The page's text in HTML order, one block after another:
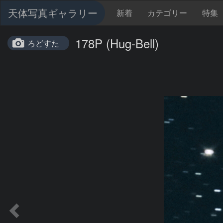
天体写真ギャラリー 新着 カテゴリー 特集
ろどすた 178P (Hug-Bell)